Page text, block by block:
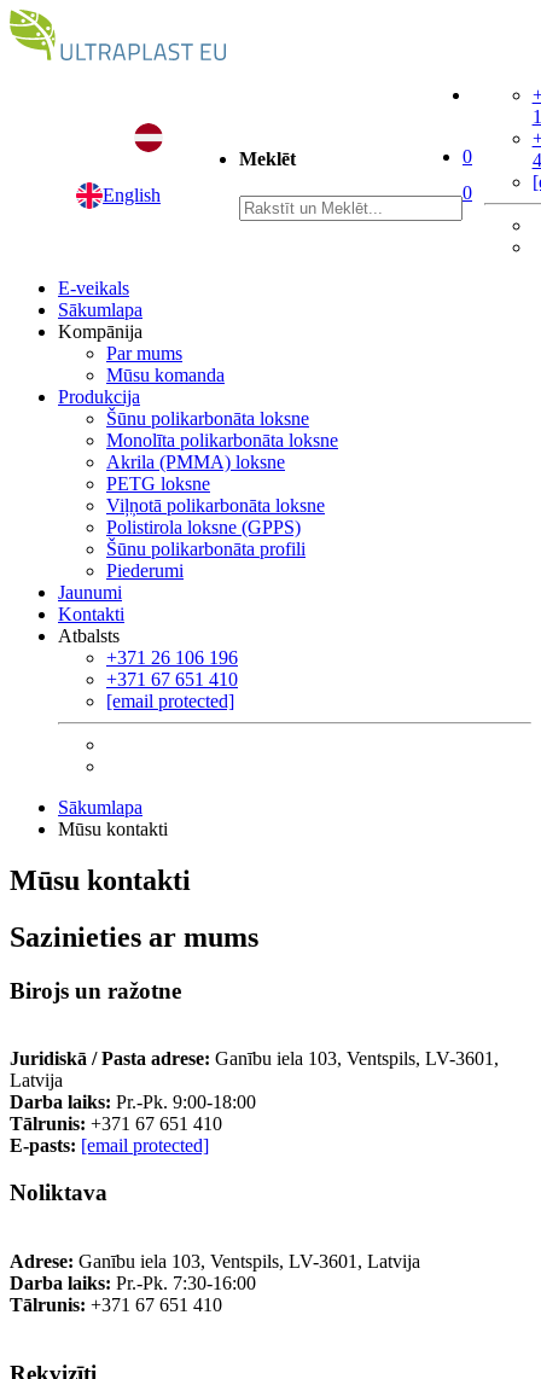
English
Meklēt
0
0
E-veikals
Sākumlapa
Kompānija
Par mums
Mūsu komanda
Produkcija
Šūnu polikarbonāta loksne
Monolīta polikarbonāta loksne
Akrila (PMMA) loksne
PETG loksne
Viļņotā polikarbonāta loksne
Polistirola loksne (GPPS)
Šūnu polikarbonāta profili
Piederumi
Jaunumi
Kontakti
Atbalsts
+371 26 106 196
+371 67 651 410
[email protected]
Sākumlapa
Mūsu kontakti
Mūsu kontakti
Sazinieties ar mums
Birojs un ražotne
Juridiskā / Pasta adrese: Ganību iela 103, Ventspils, LV-3601,
Latvija
Darba laiks: Pr.-Pk. 9:00-18:00
Tālrunis: +371 67 651 410
E-pasts: [email protected]
Noliktava
Adrese: Ganību iela 103, Ventspils, LV-3601, Latvija
Darba laiks: Pr.-Pk. 7:30-16:00
Tālrunis: +371 67 651 410
Rekvizīti